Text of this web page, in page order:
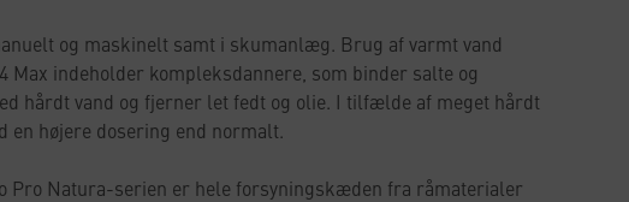
og maskinelt samt i skumanlæg. Brug af varmt vand
Max indeholder kompleksdannere, som binder salte og
hårdt vand og fjerner let fedt og olie. I tilfælde af meget hårdt
højere dosering end normalt.
Pro Natura-serien er hele forsyningskæden fra råmaterialer